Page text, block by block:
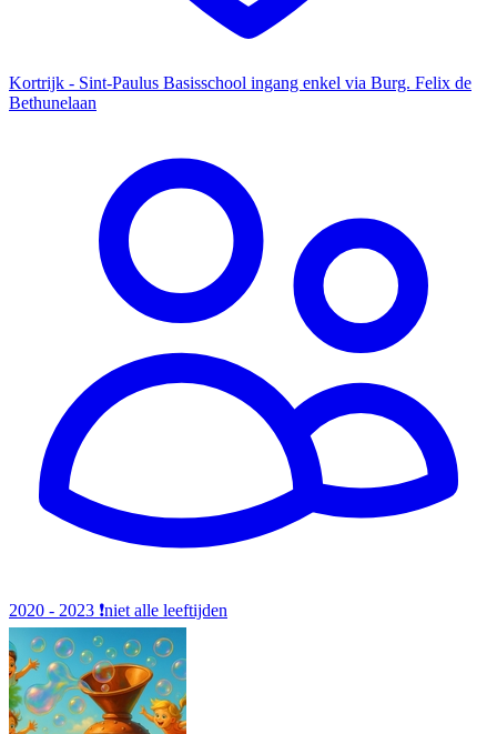
Kortrijk - Sint-Paulus Basisschool ingang enkel via Burg. Felix de
Bethunelaan
2020 - 2023 ❗️niet alle leeftijden